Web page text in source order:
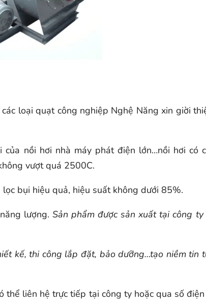
loại quạt công nghiệp Nghệ Năng xin giời
nồi hơi nhà máy phát điện lớn…nồi hơi có
vượt quá 2500C.
bụi hiệu quả, hiệu suất không dưới 85%.
lượng. Sản phẩm được sản xuất tại công
kế, thi công lắp đặt, bảo dưỡng…tạo niềm tin
liên hệ trực tiếp tại công ty hoặc qua số